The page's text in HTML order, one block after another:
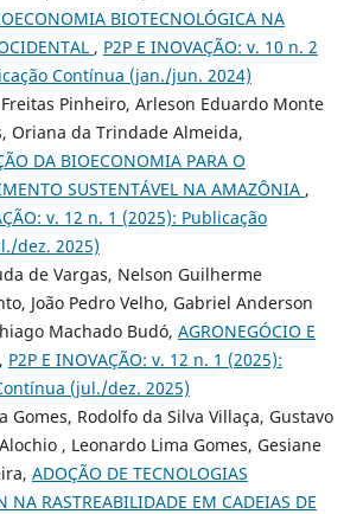
BIOTECNOLÓGICA NA
, P2P E INOVAÇÃO: v. 10 n. 2
Contínua (jan./jun. 2024)
Pinheiro, Arleson Eduardo Monte
Oriana da Trindade Almeida,
DA BIOECONOMIA PARA O
SUSTENTÁVEL NA AMAZÔNIA ,
v. 12 n. 1 (2025): Publicação
dez. 2025)
de Vargas, Nelson Guilherme
João Pedro Velho, Gabriel Anderson
Machado Budó, AGRONEGÓCIO E
, P2P E INOVAÇÃO: v. 12 n. 1 (2025):
(jul./dez. 2025)
Gomes, Rodolfo da Silva Villaça, Gustavo
, Leonardo Lima Gomes, Gesiane
ADOÇÃO DE TECNOLOGIAS
NA RASTREABILIDADE EM CADEIAS DE